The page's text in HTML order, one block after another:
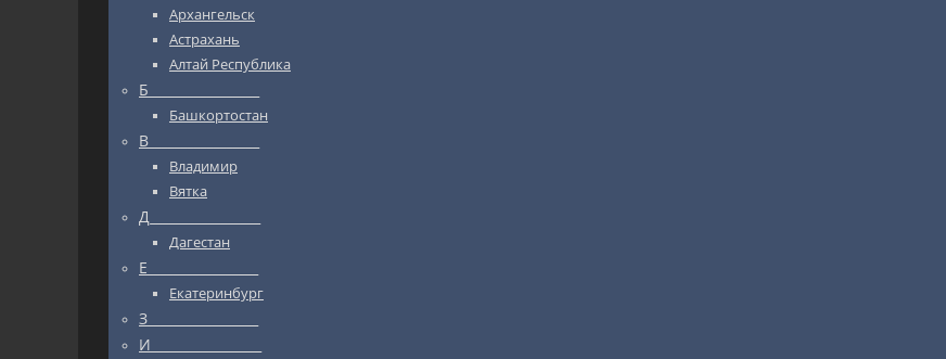
Архангельск
Астрахань
Алтай Республика
Б_________________
Башкортостан
В_________________
Владимир
Вятка
Д_________________
Дагестан
Е_________________
Екатеринбург
З_________________
И_________________